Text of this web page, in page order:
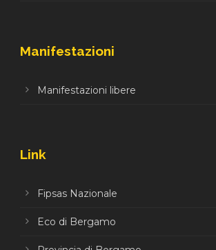
Manifestazioni
Manifestazioni libere
Link
Fipsas Nazionale
Eco di Bergamo